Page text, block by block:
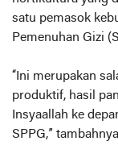
satu pemasok
Pemenuhan Gizi
“Ini merupakan
produktif, hasil
Insyaallah ke
SPPG,”